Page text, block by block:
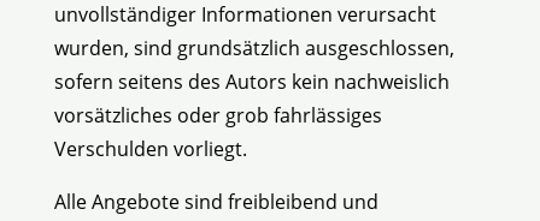
unvollständiger Informationen verursacht
wurden, sind grundsätzlich ausgeschlossen,
sofern seitens des Autors kein nachweislich
vorsätzliches oder grob fahrlässiges
Verschulden vorliegt.
Alle Angebote sind freibleibend und